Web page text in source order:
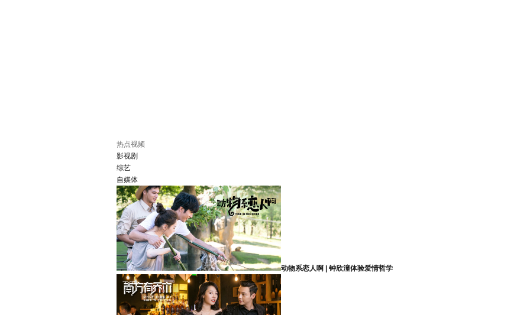
热点视频
影视剧
综艺
自媒体
动物系恋人啊 | 钟欣潼体验爱情哲学